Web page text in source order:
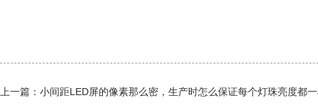
上一篇：小间距LED屏的像素那么密，生产时怎么保证每个灯珠亮度都